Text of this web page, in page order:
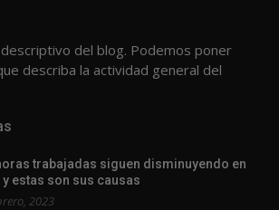
del blog. Podemos poner
describa la actividad general del
trabajadas siguen disminuyendo en
y estas son sus causas
2023